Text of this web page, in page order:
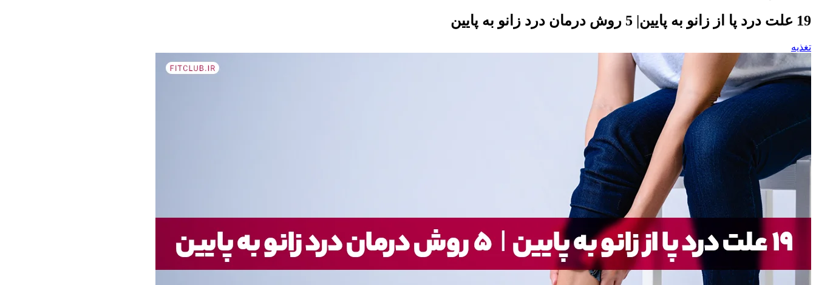
19 علت درد پا از زانو به پایین| 5 روش درمان درد زانو به پایین
تغذیه